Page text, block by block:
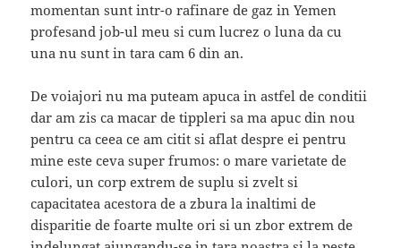
momentan sunt intr-o rafinare de gaz in Yemen
profesand job-ul meu si cum lucrez o luna da cu
una nu sunt in tara cam 6 din an.
De voiajori nu ma puteam apuca in astfel de conditii
dar am zis ca macar de tippleri sa ma apuc din nou
pentru ca ceea ce am citit si aflat despre ei pentru
mine este ceva super frumos: o mare varietate de
culori, un corp extrem de suplu si zvelt si
capacitatea acestora de a zbura la inaltimi de
disparitie de foarte multe ori si un zbor extrem de